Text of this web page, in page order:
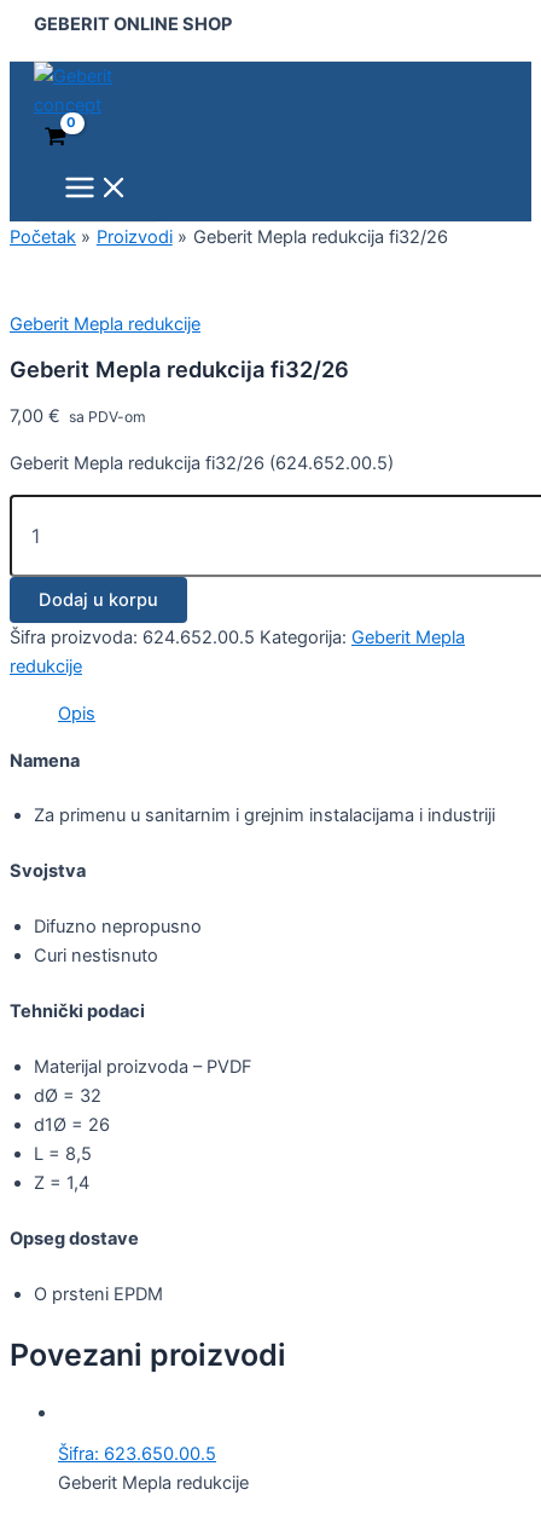
Pređi
sadržaj
GEBERIT ONLINE SHOP
Menu
Početak Proizvodi Geberit Mepla redukcija fi32/26
Geberit Mepla redukcije
Geberit Mepla redukcija fi32/26
7,00 € sa PDV-om
Geberit Mepla redukcija fi32/26 (624.652.00.5)
Mepla
redukcija
fi32/26
količina
Dodaj u korpu
Šifra proizvoda: 624.652.00.5 Kategorija: Geberit Mepla
redukcije
Opis
Namena
Za primenu u sanitarnim i grejnim instalacijama i industriji
Svojstva
Difuzno nepropusno
Curi nestisnuto
Tehnički podaci
Materijal proizvoda – PVDF
dØ = 32
d1Ø = 26
L = 8,5
Z = 1,4
Opseg dostave
O prsteni EPDM
Povezani proizvodi
Šifra: 623.650.00.5
Geberit Mepla redukcije